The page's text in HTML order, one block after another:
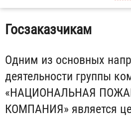
Госзаказчикам
Одним из основных
деятельности группы
«НАЦИОНАЛЬНАЯ
КОМПАНИЯ» является